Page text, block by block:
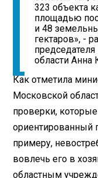
323 объекта
площадью
и 48
гектаров», -
области Анна
Как отметила
Московской
проверки,
ориентированный
примеру,
вовлечь его в
областным